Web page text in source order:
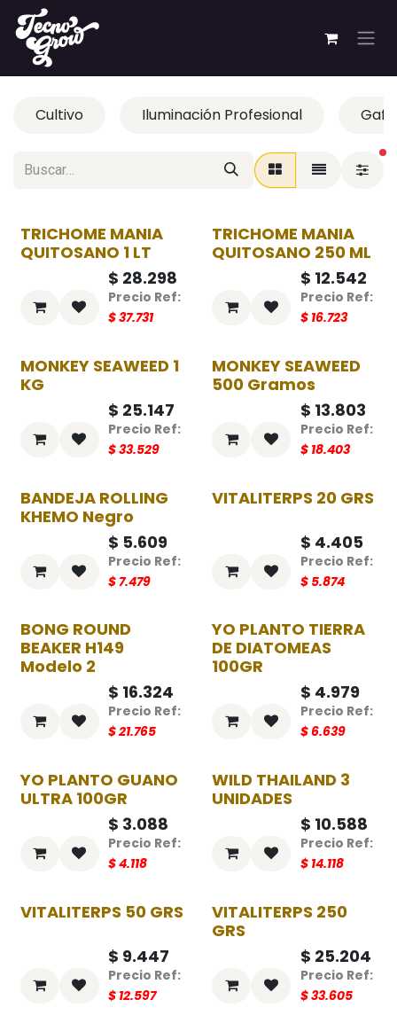
Ir al contenido
Cultivo Iluminación Profesional
-25%
TRICHOME MANIA
QUITOSANO 1 LT
$ 28.298
$37.731
-25%
TRICHOME MANIA
QUITOSANO 250 ML
$ 12.542
$ 16.723
-25%
MONKEY SEAWEED 1
KG
$ 25.147
$33.529
-25%
MONKEY SEAWEED
500 Gramos
$ 13.803
$ 18.403
-25%
BANDEJA ROLLING
KHEMO Negro
$ 5.609
$7.479
-25%
VITALITERPS 20 GRS
$ 4.405
$ 5.874
BONG ROUND
BEAKER H149
Modelo 2
$ 16.324
$21.765
-25%
YO PLANTO TIERRA
DE DIATOMEAS
100GR
$ 4.979
$6.639
-25%
YO PLANTO GUANO
ULTRA 100GR
$ 3.088
$4.118
-25%
WILD THAILAND 3
UNIDADES
$ 10.588
$ 14.118
-25%
VITALITERPS 50 GRS
$ 9.447
$ 12.597
-25%
VITALITERPS 250
GRS
$ 25.204
$33.605